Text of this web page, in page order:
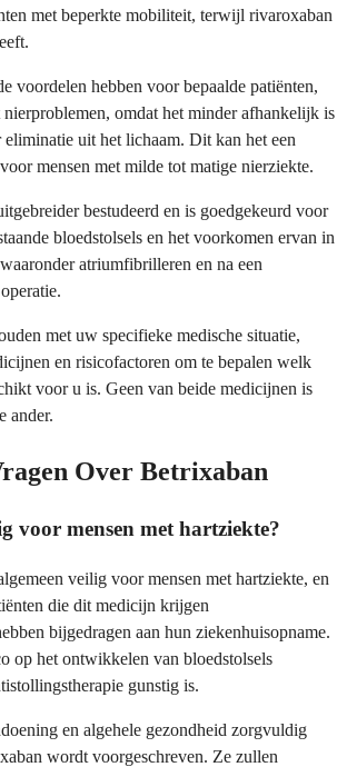
met beperkte mobiliteit, terwijl rivaroxaban
voordelen hebben voor bepaalde patiënten,
nierproblemen, omdat het minder afhankelijk is
uit het lichaam. Dit kan het een
mensen met milde tot matige nierziekte.
bestudeerd en is goedgekeurd voor
bloedstolsels en het voorkomen ervan in
atriumfibrilleren en na een
met uw specifieke medische situatie,
en risicofactoren om te bepalen welk
voor u is. Geen van beide medicijnen is
ander.
Over Betrixaban
voor mensen met hartziekte?
veilig voor mensen met hartziekte, en
die dit medicijn krijgen
bijgedragen aan hun ziekenhuisopname.
op het ontwikkelen van bloedstolsels
gunstig is.
en algehele gezondheid zorgvuldig
wordt voorgeschreven. Ze zullen